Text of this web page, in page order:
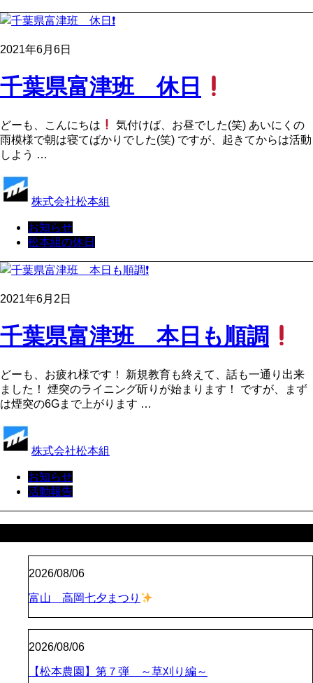
2021年6月6日
千葉県富津班 休日
どーも、こんにちは
気付けば、お昼でした(笑) あいにくの
雨模様で朝は寝てばかりでした(笑) ですが、起きてからは活動
しよう …
株式会社松本組
お知らせ
松本組の休日
2021年6月2日
千葉県富津班 本日も順調
どーも、お疲れ様です！ 新規教育も終えて、話も一通り出来
ました！ 煙突のライニング斫りが始まります！ ですが、まず
は煙突の6Gまで上がります …
株式会社松本組
お知らせ
活動報告
2026/08/06
富山 高岡七夕まつり
2026/08/06
【松本農園】第７弾 ～草刈り編～